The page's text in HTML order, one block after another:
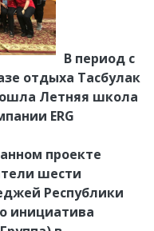
В период с
отдыха Тасбулак
Летняя школа
ERG
проекте
шести
Республики
инициатива